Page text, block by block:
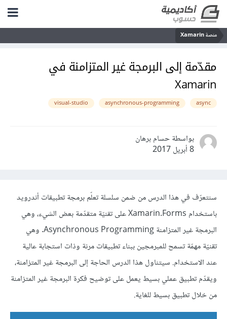
منصة Xamarin
مقدّمة إلى البرمجة غير المتزامنة في
Xamarin
async
asynchronous-programming
visual-studio
بواسطة حسام برهان
8 أبريل 2017
سنتعرّف في هذا الدرس من ضمن سلسلة تعلّم برمجة تطبيقات أندرويد
باستخدام Xamarin.Forms على تقنيّة متقدّمة بعض الشيء، وهي
البرمجة غير المتزامنة Asynchronous Programming. وهي
تقنيّة مهمّة تسمح للمبرمجين ببناء تطبيقات مرنة وذات استجابة عالية
عند الاستخدام. سيتناول هذا الدرس الحاجة إلى البرمجة غير المتزامنة،
ويقدّم تطبيق عملي بسيط يعمل على توضيح فكرة البرمجة غير المتزامنة
من خلال تطبيق بسيط للغاية.